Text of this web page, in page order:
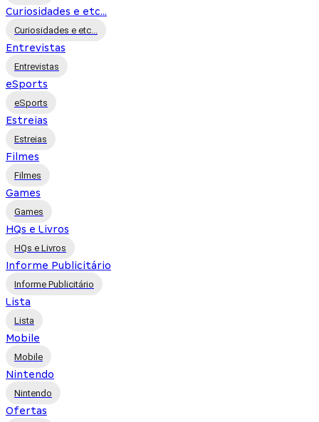
Curiosidades e etc...
Curiosidades e etc...
Entrevistas
Entrevistas
eSports
eSports
Estreias
Estreias
Filmes
Filmes
Games
Games
HQs e Livros
HQs e Livros
Informe Publicitário
Informe Publicitário
Lista
Lista
Mobile
Mobile
Nintendo
Nintendo
Ofertas